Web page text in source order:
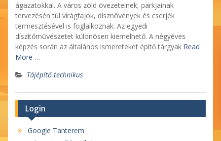
ágazatokkal. A város zöld övezeteinek, parkjainak
tervezésén túl virágfajok, dísznövények és cserjék
termesztésével is foglalkoznak. Az egyedi
díszítőművészetet különösen kiemelhető. A négyéves
képzés során az általános ismereteket építő tárgyak Read
More …
Tájépítő technikus
Login
Google Tanterem